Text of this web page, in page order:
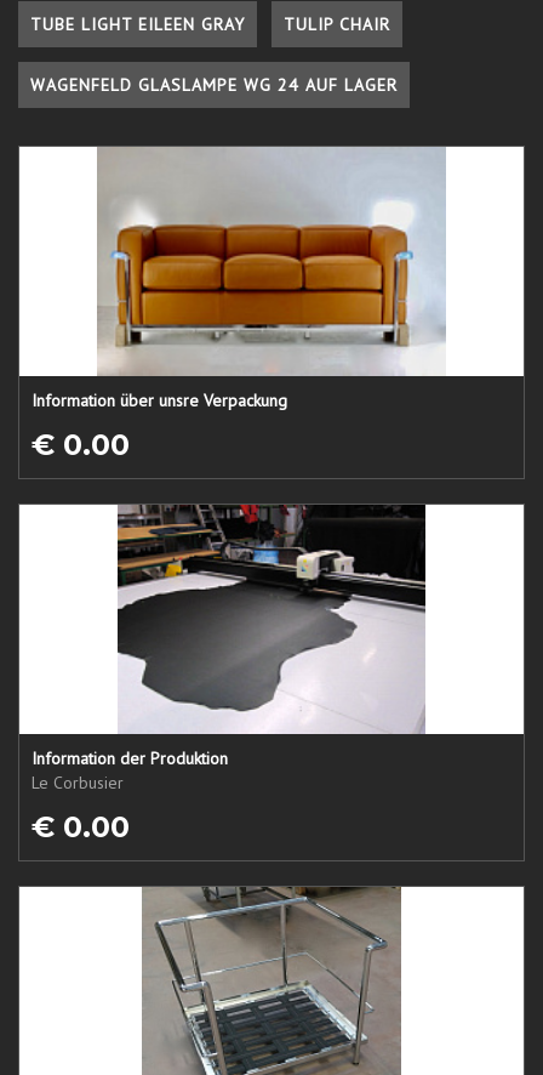
TUBE LIGHT EILEEN GRAY TULIP CHAIR
WAGENFELD GLASLAMPE WG 24 AUF LAGER
Information über unsre Verpackung
€ 0.00
Information der Produktion
Le Corbusier
€ 0.00